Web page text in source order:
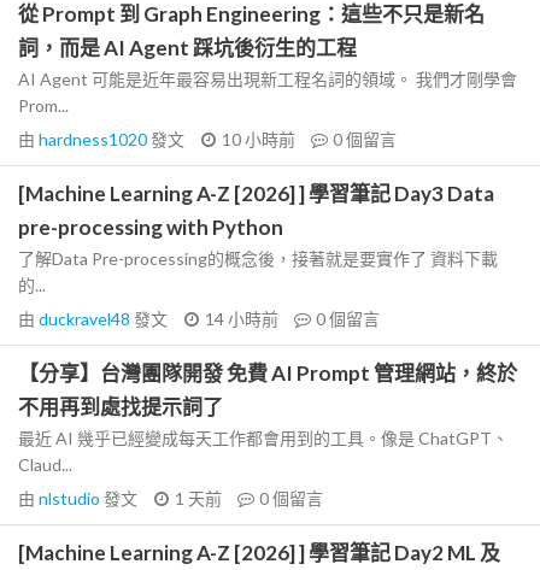
從 Prompt 到 Graph Engineering：這些不只是新名
詞，而是 AI Agent 踩坑後衍生的工程
AI Agent 可能是近年最容易出現新工程名詞的領域。 我們才剛學會
Prom...
由 hardness1020發文 10 小時前 0個留言
[Machine Learning A-Z [2026] ] 學習筆記 Day3 Data
pre-processing with Python
了解Data Pre-processing的概念後，接著就是要實作了 資料下載
的...
由 duckravel48 發文 14 小時前 0個留言
【分享】台灣團隊開發 免費 AI Prompt 管理網站，終於
不用再到處找提示詞了
最近 AI 幾乎已經變成每天工作都會用到的工具。像是 ChatGPT、
Claud...
由 nlstudio 發文 1 天前 0個留言
[Machine Learning A-Z [2026] ] 學習筆記 Day2 ML 及